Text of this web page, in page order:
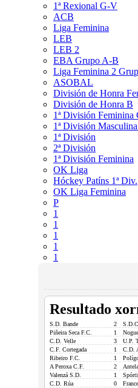
1ª Rexional G-V
ACB
Liga Feminina
LEB
LEB 2
EBA Grupo A-B
Liga Feminina 2
ASOBAL
División de Honra
División de Honra B
1ª División Feminina
1ª División
1ª División
2ª División
1ª División Feminina
OK Liga
Hóckey Patíns 1ª Div.
OK Liga Feminina
P
1
1
1
1
1
Resultado
S.D. Bande 2
Piñeira Seca F.C.
1
C.D. Velle
3 U.P.
C.F. Cortegada
1 C.D.
Ribeiro F.C.
1
A Peroxa C.F.
2
Valenzá S.D.
1
C.D. Rúa
0